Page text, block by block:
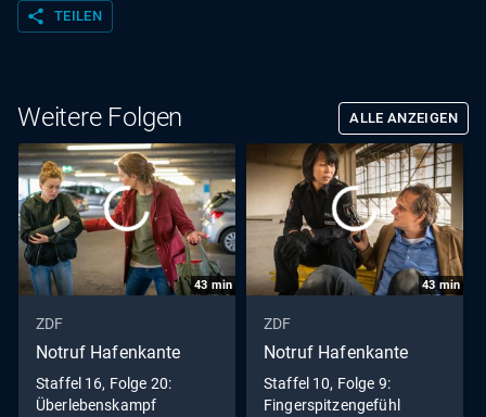
share TEILEN
Weitere Folgen ALLE ANZEIGEN
43 min
ZDF
Notruf Hafenkante
Staffel 16, Folge 20:
Überlebenskampf
43 min
ZDF
Notruf Hafenkante
Staffel 10, Folge 9:
Fingerspitzengefühl